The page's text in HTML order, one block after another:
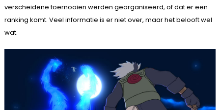
verscheidene toernooien werden georganiseerd, of dat er een
ranking komt. Veel informatie is er niet over, maar het belooft wel
wat.